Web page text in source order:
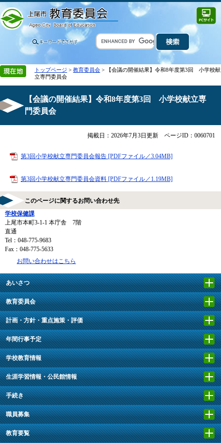
トップページ > 教育委員会 > 【会議の開催結果】令和8年度第3回 小学校献
立専門委員会
【会議の開催結果】令和8年度第3回 小学校献立専
門委員会
掲載日：2026年7月3日更新 ページID：0060701
第3回小学校献立専門委員会報告 [PDFファイル／3.04MB]
第3回小学校献立専門委員会資料 [PDFファイル／1.19MB]
このページに関するお問い合わせ先
学校保健課
上尾市本町3-1-1 本庁舎 7階
直通
Tel：048-775-9683
Fax：048-775-5633
お問い合わせはこちら
あいさつ
教育委員会
計画・方針・重点施策・評価
年間行事予定
学校教育情報
生涯学習情報・公民館情報
手続き
職員募集
教育要覧